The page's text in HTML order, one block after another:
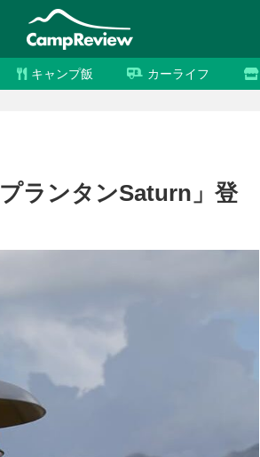
キャンプ飯 カーライフ
ランタンSaturn」登